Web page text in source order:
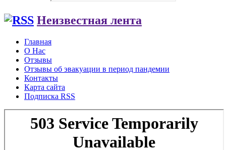
Неизвестная лента
Главная
О Нас
Отзывы
Отзывы об эвакуации в период пандемии
Контакты
Карта сайта
Подписка RSS